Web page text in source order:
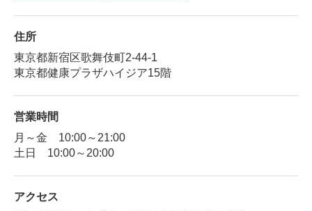
住所
東京都新宿区歌舞伎町2-44-1
東京都健康プラザハイジア15階
営業時間
月～金 10:00～21:00
土日 10:00～20:00
アクセス